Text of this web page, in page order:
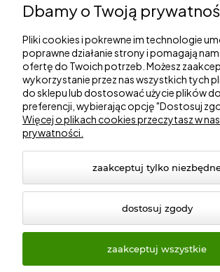
Gorzowska 27, 66-530 Trzebicz
Zakupy
Informacje
Marki
© 2026 ogrod24.com. Wszelkie prawa
Dbamy o Twoją
Pliki cookies i pokrewne im technologie
poprawne działanie strony i pomagają
ofertę do Twoich potrzeb. Możesz
wykorzystanie przez nas wszystkich tych
do sklepu lub dostosować użycie plików
preferencji, wybierając opcję "Dostosuj
Więcej o plikach cookies przeczytasz w
prywatności.
zaakceptuj tylko
dostosuj zgody
zaakceptuj wszystkie